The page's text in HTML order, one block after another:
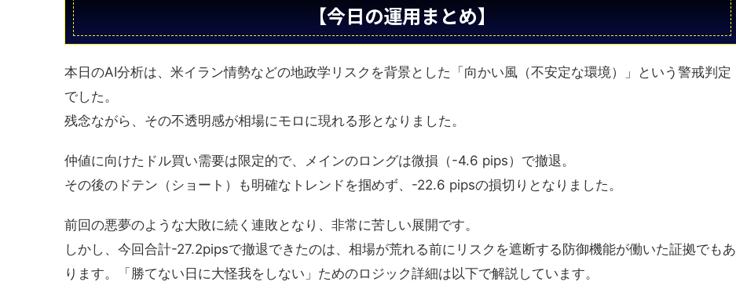
【今日の運用まとめ】
本日のAI分析は、米イラン情勢などの地政学リスクを背景とした「向かい風（不安定な環境）」という警戒判定
でした。
残念ながら、その不透明感が相場にモロに現れる形となりました。
仲値に向けたドル買い需要は限定的で、メインのロングは微損（-4.6 pips）で撤退。
その後のドテン（ショート）も明確なトレンドを掴めず、-22.6 pipsの損切りとなりました。
前回の悪夢のような大敗に続く連敗となり、非常に苦しい展開です。
しかし、今回合計-27.2pipsで撤退できたのは、相場が荒れる前にリスクを遮断する防御機能が働いた証拠でもあ
ります。「勝てない日に大怪我をしない」ためのロジック詳細は以下で解説しています。